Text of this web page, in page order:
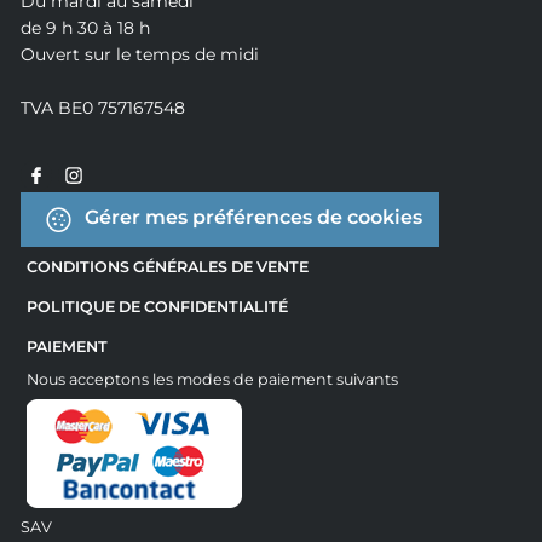
de 9 h 30 à 18 h
Ouvert sur le temps de midi
TVA BE0 757167548
Gérer mes préférences de cookies
CONDITIONS GÉNÉRALES DE VENTE
POLITIQUE DE CONFIDENTIALITÉ
PAIEMENT
Nous acceptons les modes de paiement suivants
SAV